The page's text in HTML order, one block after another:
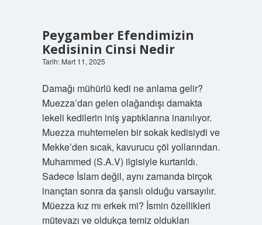
Peygamber Efendimizin
Kedisinin Cinsi Nedir
Tarih: Mart 11, 2025
Damağı mühürlü kedi ne anlama gelir?
Muezza’dan gelen olağandışı damakta
lekeli kedilerin iniş yaptıklarına inanılıyor.
Muezza muhtemelen bir sokak kedisiydi ve
Mekke’den sıcak, kavurucu çöl yollarından.
Muhammed (S.A.V) ilgisiyle kurtarıldı.
Sadece İslam değil, aynı zamanda birçok
inançtan sonra da şanslı olduğu varsayılır.
Müezza kız mı erkek mi? İsmin özellikleri
mütevazı ve oldukça temiz oldukları